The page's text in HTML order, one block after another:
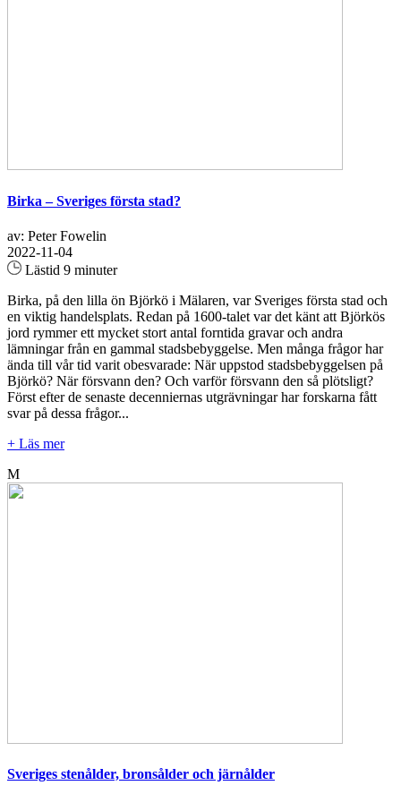
Birka – Sveriges första stad?
av: Peter Fowelin
2022-11-04
Lästid 9 minuter
Birka, på den lilla ön Björkö i Mälaren, var Sveriges första stad och
en viktig handelsplats. Redan på 1600-talet var det känt att Björkös
jord rymmer ett mycket stort antal forntida gravar och andra
lämningar från en gammal stadsbebyggelse. Men många frågor har
ända till vår tid varit obesvarade: När uppstod stadsbebyggelsen på
Björkö? När försvann den? Och varför försvann den så plötsligt?
Först efter de senaste decenniernas utgrävningar har forskarna fått
svar på dessa frågor...
+ Läs mer
M
Sveriges stenålder, bronsålder och järnålder